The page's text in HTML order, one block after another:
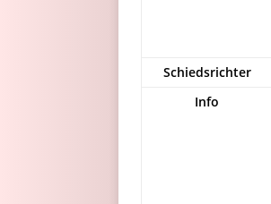
Schiedsrichter
Info